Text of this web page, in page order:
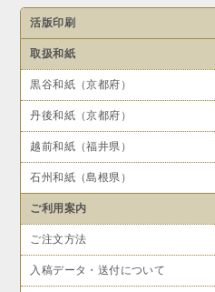
活版印刷
取扱和紙
黒谷和紙（京都府）
丹後和紙（京都府）
越前和紙（福井県）
石州和紙（島根県）
ご利用案内
ご注文方法
入稿データ・送付について